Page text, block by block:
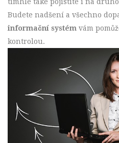
tímhle také pojistíte i na
Budete nadšení a všechno
informační systém vám
kontrolou.